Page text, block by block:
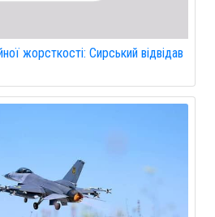
жорсткості: Сирський відвідав